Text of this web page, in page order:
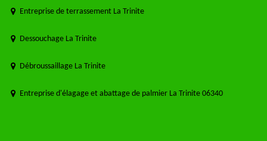
Entreprise de terrassement La Trinite
Dessouchage La Trinite
Débroussaillage La Trinite
Entreprise d'élagage et abattage de palmier La Trinite 06340